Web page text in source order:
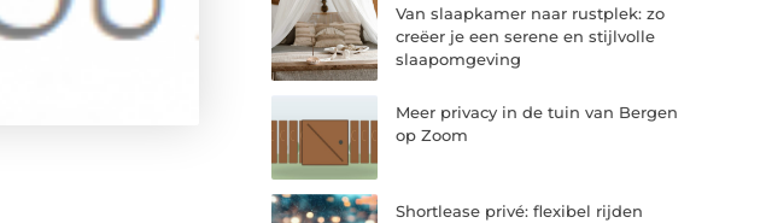
Van slaapkamer naar rustplek: zo
creëer je een serene en stijlvolle
slaapomgeving
Meer privacy in de tuin van Bergen
op Zoom
Shortlease privé: flexibel rijden